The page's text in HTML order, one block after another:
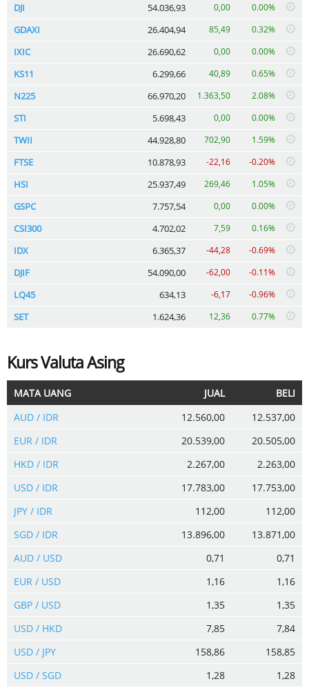
DJI 54.036,93 0,00 0.00%
GDAXI 26.404,94 85,49 0.32%
IXIC 26.690,62 0,00 0.00%
KS11 6.299,66 40,89 0.65%
N225 66.970,20 1.363,50 2.08%
STI 5.698,43 0,00 0.00%
TWII 44.928,80 702,90 1.59%
FTSE 10.878,93 -22,16 -0.20%
HSI 25.937,49 269,46 1.05%
GSPC 7.757,54 0,00 0.00%
CSI300 4.702,02 7,59 0.16%
IDX 6.365,37 -44,28 -0.69%
DJIF 54.090,00 -62,00 -0.11%
LQ45 634,13 -6,17 -0.96%
SET 1.624,36 12,36 0.77%
Kurs Valuta Asing
MATA UANG JUAL
BELI
AUD / IDR
12.560,00
12.537,00
EUR / IDR
20.539,00
20.505,00
HKD / IDR
2.267,00
2.263,00
USD / IDR
17.783,00
17.753,00
JPY / IDR
112,00
112,00
SGD / IDR
13.896,00
13.871,00
AUD / USD
0,71
0,71
EUR / USD
1,16
1,16
GBP / USD
1,35
1,35
USD / HKD
7,85
7,84
USD / JPY
158,86
158,85
USD / SGD
1,28 1,28